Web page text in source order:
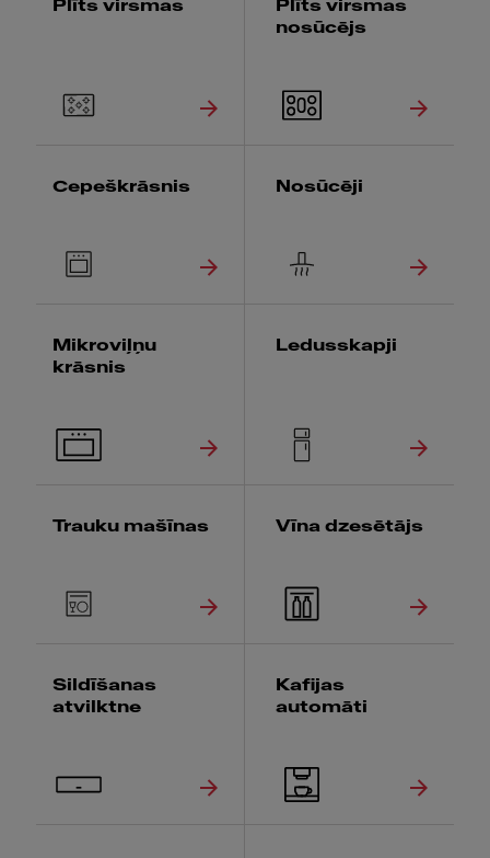
Plīts virsmas
Plīts virsmas
nosūcējs
Cepeškrāsnis Nosūcēji
Mikroviļņu
krāsnis
Ledusskapji
Trauku mašīnas Vīna dzesētājs
Sildīšanas
atvilktne
Kafijas
automāti